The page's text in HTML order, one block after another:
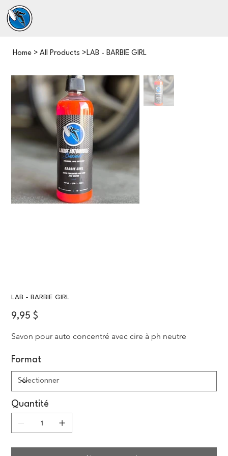
Home > All Products > LAB - BARBIE GIRL
LAB - BARBIE GIRL
Prix
9,95 $
Savon pour auto concentré avec cire à ph neutre
Format
Quantité